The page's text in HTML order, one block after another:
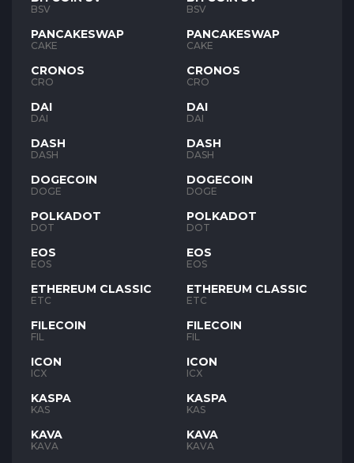
BSV
PANCAKESWAP
CAKE
CRONOS
CRO
DAI
DAI
DASH
DASH
DOGECOIN
DOGE
POLKADOT
DOT
EOS
EOS
ETHEREUM CLASSIC
ETC
FILECOIN
FIL
ICON
ICX
KASPA
KAS
KAVA
KAVA
BSV
PANCAKESWAP
CAKE
CRONOS
CRO
DAI
DAI
DASH
DASH
DOGECOIN
DOGE
POLKADOT
DOT
EOS
EOS
ETHEREUM CLASSIC
ETC
FILECOIN
FIL
ICON
ICX
KASPA
KAS
KAVA
KAVA